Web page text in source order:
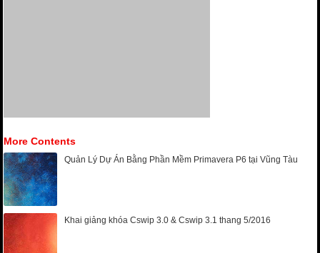
More Contents
Quản Lý Dự Án Bằng Phần Mềm Primavera P6 tại Vũng Tàu
Khai giảng khóa Cswip 3.0 & Cswip 3.1 thang 5/2016